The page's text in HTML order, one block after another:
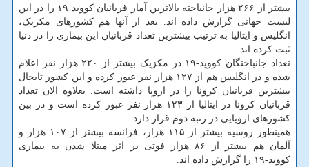
بیشتر از ۲۶۶ هزار جانباخته بالاترین آمار قربانیان کووید ۱۹ را در این
لیست جهانی گزارش داده اند. بعد از آنها هم کشورهای مکزیک،
انگلیس و ایتالیا به ترتیب بیشترین تعداد قربانیان این بیماری را در دنیا
ثبت کرده اند.
تعداد جانباختگان کووید-۱۹ در مکزیک بیشتر از ۲۲۰ هزار نفر اعلام
شده و در انگلیس هم از ۱۲۷ هزار نفر عبور کرده و این کشور تابحال
بیشترین قربانیان کرونا را در اروپا داشته است. بعلاوه الان تعداد
قربانیان کرونا در ایتالیا از ۱۲۳ هزار نفر عبور کرده است و در بین
کشورهای اروپایی در رتبه دوم قرار دارد.
همینطور روسیه بیشتر از ۱۱۵ هزار، فرانسه بیشتر از ۱۰۷ هزار و
آلمان هم بیشتر از ۸۶ هزار فوتی بر اثر مبتلا شدن به بیماری
کووید-۱۹ را گزارش داده اند.